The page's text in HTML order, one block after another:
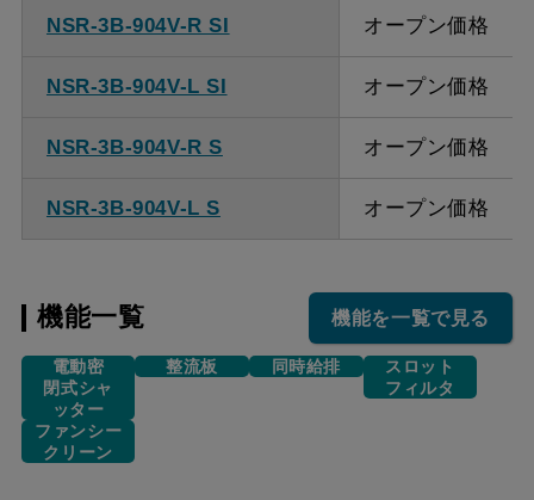
NSR-3B-904V-R SI オープン価格
NSR-3B-904V-L SI オープン価格
NSR-3B-904V-R S オープン価格
NSR-3B-904V-L S オープン価格
機能一覧 機能を一覧で見る
電動密
閉式シャ
ッター
整流板 同時給排
スロット
フィルタ
ファンシー
クリーン